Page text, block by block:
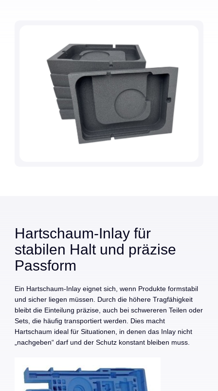
Hartschaum-Inlay für
stabilen Halt und präzise
Passform
Ein Hartschaum-Inlay eignet sich, wenn Produkte formstabil
und sicher liegen müssen. Durch die höhere Tragfähigkeit
bleibt die Einteilung präzise, auch bei schwereren Teilen oder
Sets, die häufig transportiert werden. Dies macht
Hartschaum ideal für Situationen, in denen das Inlay nicht
„nachgeben“ darf und der Schutz konstant bleiben muss.